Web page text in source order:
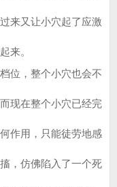
来又让小穴起了应激
来。
位，整个小穴也会不
现在整个小穴已经完
作用，只能徒劳地感
，仿佛陷入了一个死